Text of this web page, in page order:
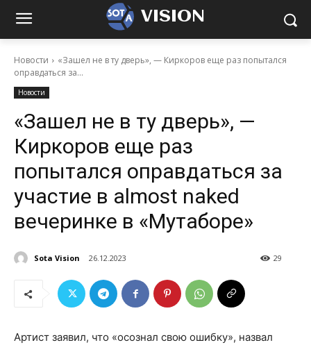
VISION
Новости
«Зашел не в ту дверь», — Киркоров еще раз попытался
оправдаться за...
Новости
«Зашел не в ту дверь», —
Киркоров еще раз
попытался оправдаться за
участие в almost naked
вечеринке в «Мутаборе»
Sota Vision 26.12.2023 29
Артист заявил, что «осознал свою ошибку», назвал